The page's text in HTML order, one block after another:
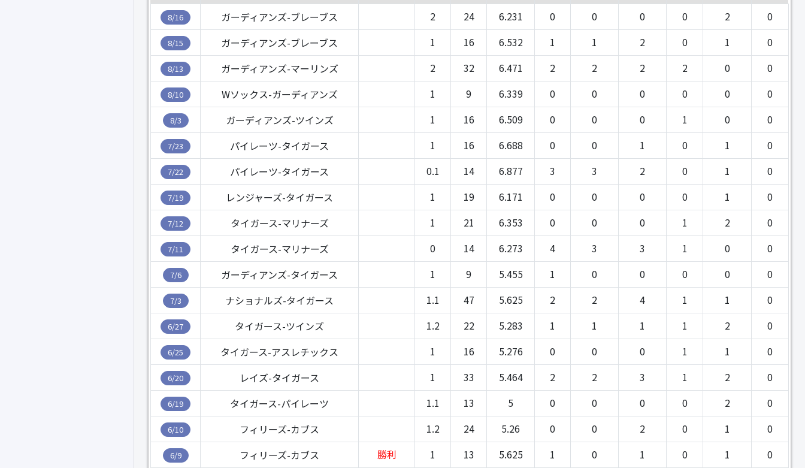
8/16 ガーディアンズ-ブレーブス 2 24 6.231 0 0 0 0 2 0
8/15 ガーディアンズ-ブレーブス 1 16 6.532 1 1 2 0 1 0
8/13 ガーディアンズ-マーリンズ 2 32 6.471 2 2 2 2 0 0
8/10 Wソックス-ガーディアンズ 1 9 6.339 0 0 0 0 0 0
8/3 ガーディアンズ-ツインズ 1 16 6.509 0 0 0 1 0 0
7/23 パイレーツ-タイガース 1 16 6.688 0 0 1 0 1 0
7/22 パイレーツ-タイガース 0.1 14 6.877 3 3 2 0 1 0
7/19 レンジャーズ-タイガース 1 19 6.171 0 0 0 0 1 0
7/12 タイガース-マリナーズ 1 21 6.353 0 0 0 1 2 0
7/11 タイガース-マリナーズ 0 14 6.273 4 3 3 1 0 0
7/6 ガーディアンズ-タイガース 1 9 5.455 1 0 0 0 0 0
7/3 ナショナルズ-タイガース 1.1 47 5.625 2 2 4 1 1 0
6/27 タイガース-ツインズ 1.2 22 5.283 1 1 1 1 2 0
6/25 タイガース-アスレチックス 1 16 5.276 0 0 0 1 1 0
6/20 レイズ-タイガース 1 33 5.464 2 2 3 1 2 0
6/19 タイガース-パイレーツ 1.1 13 5 0 0 0 0 2 0
6/10 フィリーズ-カブス 1.2 24 5.26 0 0 2 0 1 0
6/9 フィリーズ-カブス 勝利 1 13 5.625 1 0 1 0 1 0